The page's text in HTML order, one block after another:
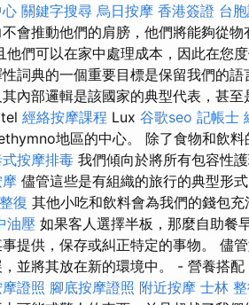
關鍵字搜尋 烏日按摩 香港簽證 台
會推動他們的肩膀，他們將能夠從物
他們可以在家中處理成本，因此在您
詞典的一個重要目標是保留我們的語
內部邏輯是該國家的典型代表，甚
經絡按摩課程 Lux 谷歌seo 記帳士
地區的中心。 除了食物和飲料
按摩排毒 我們傾向於將所有包容性
儘管這些是有組織的旅行的典型形
復 其他小吃和飲料會為我們的錢包充
油壓 如果客人選擇半板，那麼自助餐
事提供，保存或糾正特定的事物。 儘
並將其放在新的環境中。 - 營養搭配
證照 腳底按摩證照 附近按摩 士林